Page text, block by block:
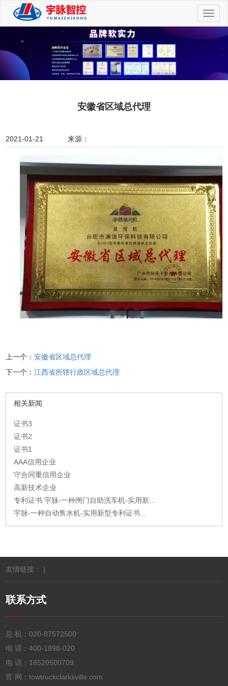
切
换
安徽省区域总代理
2021-01-21 来源：
上一个：安徽省区域总代理
下一个：江西省所辖行政区域总代理
相关新闻
证书3
证书2
证书1
AAA信用企业
守合同重信用企业
高新技术企业
专利证书 宇脉-一种闸门自助洗车机-实用新...
宇脉-一种自动售水机-实用新型专利证书...
友情链接： |
联系方式
总 机：020-87572500
电 话：400-1898-020
电 话： 18520500709
官 网：towtruckclarksville.com